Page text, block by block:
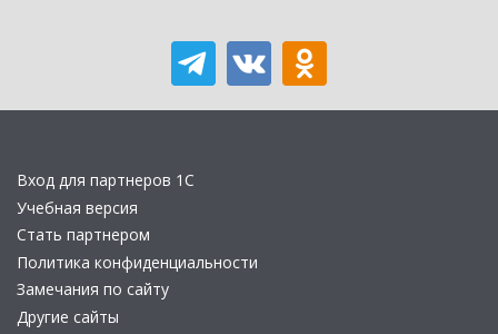
Вход для партнеров 1С
Учебная версия
Стать партнером
Политика конфиденциальности
Замечания по сайту
Другие сайты